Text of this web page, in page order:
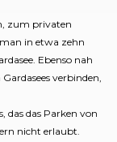
zum privaten
in etwa zehn
Ebenso nah
verbinden,
das das Parken von
nicht erlaubt.